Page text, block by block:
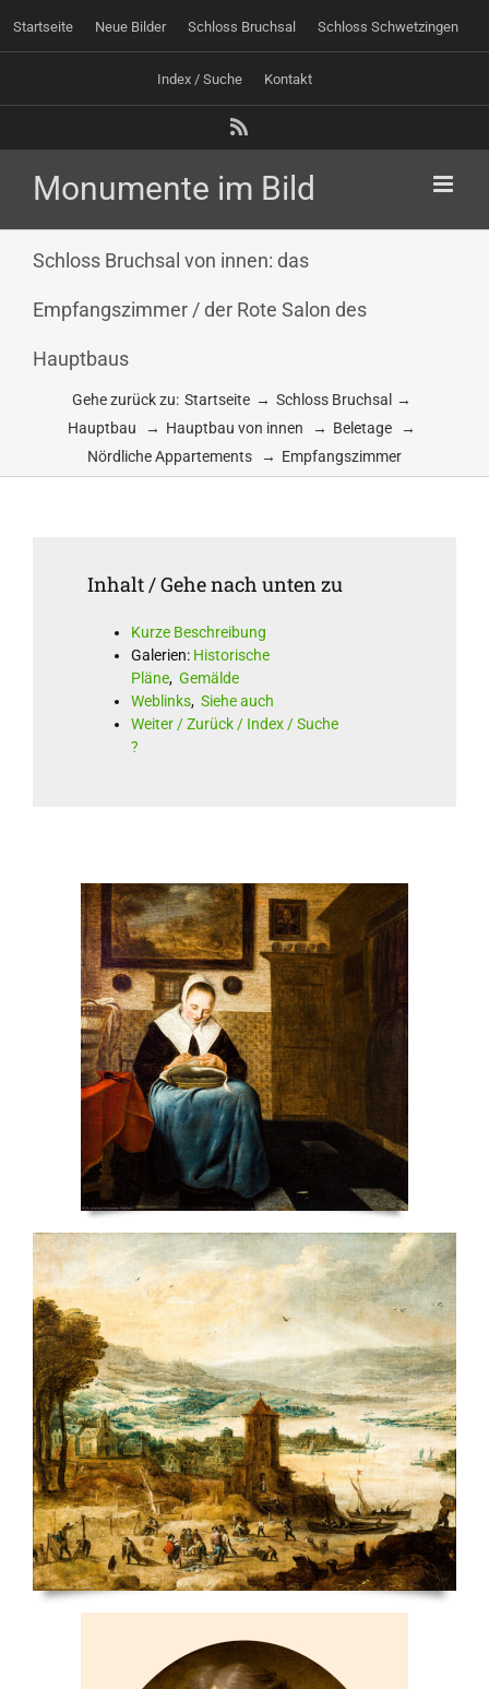
Inhalt
springen
Startseite Neue Bilder Schloss Bruchsal Schloss Schwetzingen
Index / Suche Kontakt
Schloss Bruchsal von innen: das
Empfangszimmer / der Rote Salon des
Hauptbaus
Gehe zurück zu: Startseite
Schloss Bruchsal
Hauptbau
Hauptbau von innen
Beletage
Nördliche Appartements
Empfangszimmer
Inhalt / Gehe nach unten zu
Kurze Beschreibung
Galerien: Historische
Pläne, Gemälde
Weblinks, Siehe auch
Weiter / Zurück / Index / Suche
?